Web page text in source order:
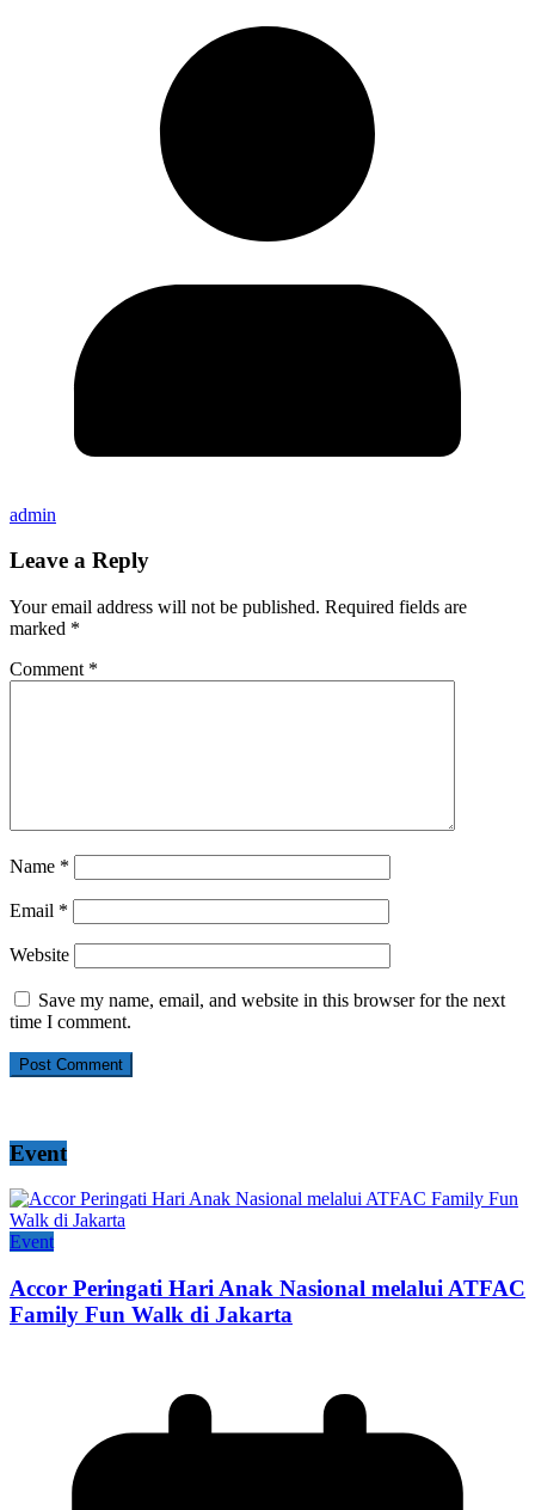
admin
Leave a Reply
Your email address will not be published. Required fields are
marked *
Comment *
Name *
Email *
Website
Save my name, email, and website in this browser for the next
time I comment.
Event
Event
Accor Peringati Hari Anak Nasional melalui ATFAC
Family Fun Walk di Jakarta